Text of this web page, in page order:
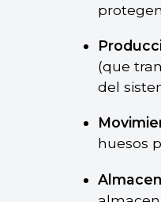
(que
del
huesos